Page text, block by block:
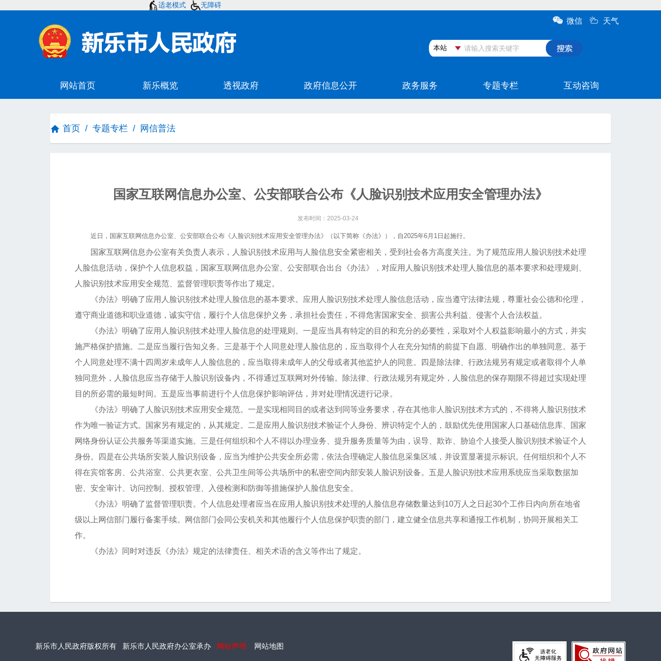
适老模式 无障碍
首页 / 专题专栏 / 网信普法
国家互联网信息办公室、公安部联合公布《人脸识别技术应用安全管理办法》
发布时间：2025-03-24
近日，国家互联网信息办公室、公安部联合公布《人脸识别技术应用安全管理办法》（以下简称《办法》），自2025年6月1日起施行。
国家互联网信息办公室有关负责人表示，人脸识别技术应用与人脸信息安全紧密相关，受到社会各方高度关注。为了规范应用人脸识别技术处理
人脸信息活动，保护个人信息权益，国家互联网信息办公室、公安部联合出台《办法》，对应用人脸识别技术处理人脸信息的基本要求和处理规则、
人脸识别技术应用安全规范、监督管理职责等作出了规定。
《办法》明确了应用人脸识别技术处理人脸信息的基本要求。应用人脸识别技术处理人脸信息活动，应当遵守法律法规，尊重社会公德和伦理，
遵守商业道德和职业道德，诚实守信，履行个人信息保护义务，承担社会责任，不得危害国家安全、损害公共利益、侵害个人合法权益。
《办法》明确了应用人脸识别技术处理人脸信息的处理规则。一是应当具有特定的目的和充分的必要性，采取对个人权益影响最小的方式，并实
施严格保护措施。二是应当履行告知义务。三是基于个人同意处理人脸信息的，应当取得个人在充分知情的前提下自愿、明确作出的单独同意。基于
个人同意处理不满十四周岁未成年人人脸信息的，应当取得未成年人的父母或者其他监护人的同意。四是除法律、行政法规另有规定或者取得个人单
独同意外，人脸信息应当存储于人脸识别设备内，不得通过互联网对外传输。除法律、行政法规另有规定外，人脸信息的保存期限不得超过实现处理
目的所必需的最短时间。五是应当事前进行个人信息保护影响评估，并对处理情况进行记录。
《办法》明确了人脸识别技术应用安全规范。一是实现相同目的或者达到同等业务要求，存在其他非人脸识别技术方式的，不得将人脸识别技术
作为唯一验证方式。国家另有规定的，从其规定。二是应用人脸识别技术验证个人身份、辨识特定个人的，鼓励优先使用国家人口基础信息库、国家
网络身份认证公共服务等渠道实施。三是任何组织和个人不得以办理业务、提升服务质量等为由，误导、欺诈、胁迫个人接受人脸识别技术验证个人
身份。四是在公共场所安装人脸识别设备，应当为维护公共安全所必需，依法合理确定人脸信息采集区域，并设置显著提示标识。任何组织和个人不
得在宾馆客房、公共浴室、公共更衣室、公共卫生间等公共场所中的私密空间内部安装人脸识别设备。五是人脸识别技术应用系统应当采取数据加
密、安全审计、访问控制、授权管理、入侵检测和防御等措施保护人脸信息安全。
《办法》明确了监督管理职责。个人信息处理者应当在应用人脸识别技术处理的人脸信息存储数量达到10万人之日起30个工作日内向所在地省
级以上网信部门履行备案手续。网信部门会同公安机关和其他履行个人信息保护职责的部门，建立健全信息共享和通报工作机制，协同开展相关工
作。
《办法》同时对违反《办法》规定的法律责任、相关术语的含义等作出了规定。